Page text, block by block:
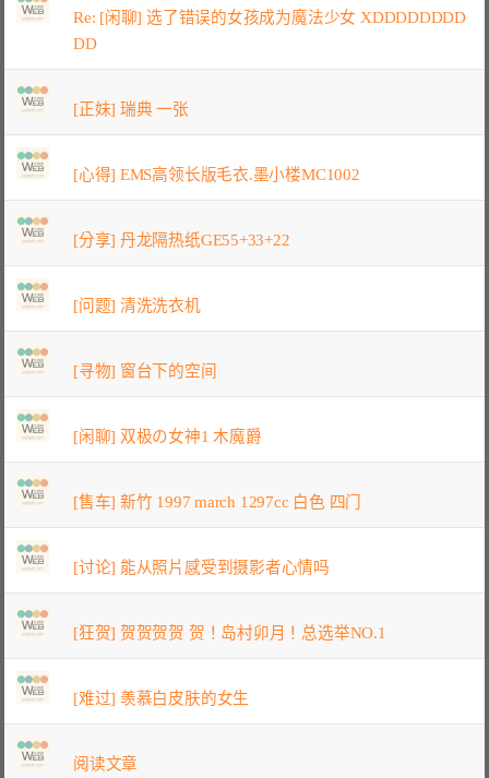
Re: [闲聊] 选了错误的女孩成为魔法少女 XDDDDDDDD
DD
[正妹] 瑞典 一张
[心得] EMS高领长版毛衣.墨小楼MC1002
[分享] 丹龙隔热纸GE55+33+22
[问题] 清洗洗衣机
[寻物] 窗台下的空间
[闲聊] 双极の女神1 木魔爵
[售车] 新竹 1997 march 1297cc 白色 四门
[讨论] 能从照片感受到摄影者心情吗
[狂贺] 贺贺贺贺 贺！岛村卯月！总选举NO.1
[难过] 羡慕白皮肤的女生
阅读文章